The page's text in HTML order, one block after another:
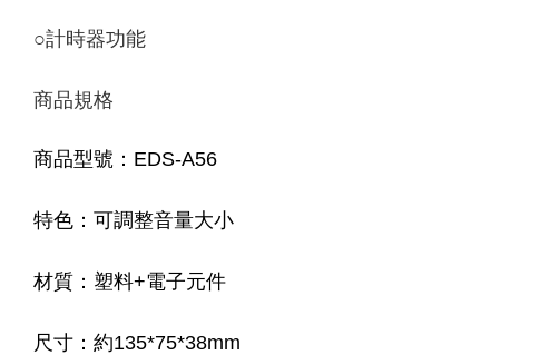
○計時器功能
商品規格
商品型號：EDS-A56
特色：可調整音量大小
材質：塑料+電子元件
尺寸：約135*75*38mm